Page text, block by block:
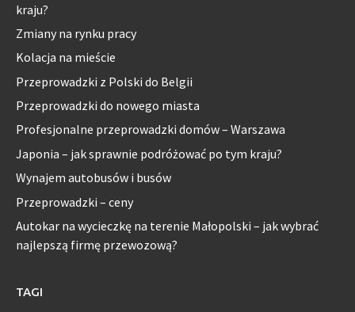
kraju?
Zmiany na rynku pracy
Kolacja na mieście
Przeprowadzki z Polski do Belgii
Przeprowadzki do nowego miasta
Profesjonalne przeprowadzki domów – Warszawa
Japonia – jak sprawnie podróżować po tym kraju?
Wynajem autobusów i busów
Przeprowadzki – ceny
Autokar na wycieczkę na terenie Małopolski – jak wybrać
najlepszą firmę przewozową?
TAGI